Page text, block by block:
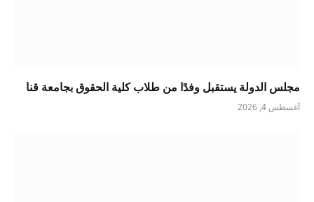
مجلس الدولة يستقبل وفدًا من طلاب كلية الحقوق بجامعة قنا
أغسطس 4, 2026